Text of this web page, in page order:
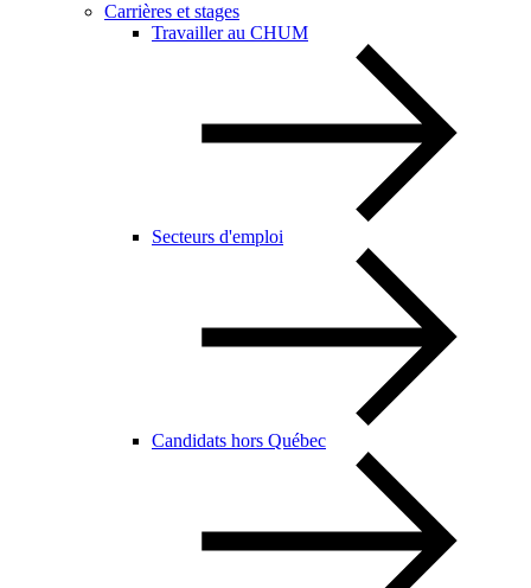
Carrières et stages
Travailler au CHUM
Secteurs d'emploi
Candidats hors Québec